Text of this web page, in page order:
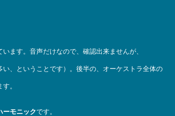
ます。音声だけなので、確認出来ませんが、
、ということです）。後半の、オーケストラ全体の
。
ーモニックです。